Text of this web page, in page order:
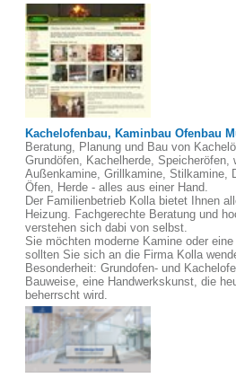
Kachelofenbau, Kaminbau Ofenbau
Beratung, Planung und Bau von
Grundöfen, Kachelherde, Speicheröfen,
Außenkamine, Grillkamine, Stilkamine,
Öfen, Herde - alles aus einer Hand.
Der Familienbetrieb Kolla bietet Ihnen
Heizung. Fachgerechte Beratung und
verstehen sich dabi von selbst.
Sie möchten moderne Kamine oder
sollten Sie sich an die Firma Kolla
Besonderheit: Grundofen- und
Bauweise, eine Handwerkskunst, die
beherrscht wird.